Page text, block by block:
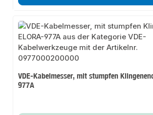
VDE-Kabelmesser, mit stumpfen
977A